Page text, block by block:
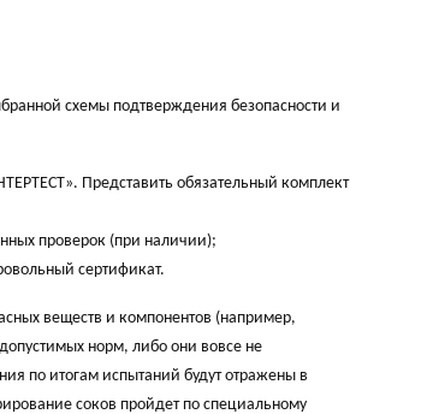
схемы подтверждения безопасности и
Представить обязательный комплект
проверок (при наличии);
сертификат.
веществ и компонентов (например,
норм, либо они вовсе не
по итогам испытаний будут отражены в
соков пройдет по специальному